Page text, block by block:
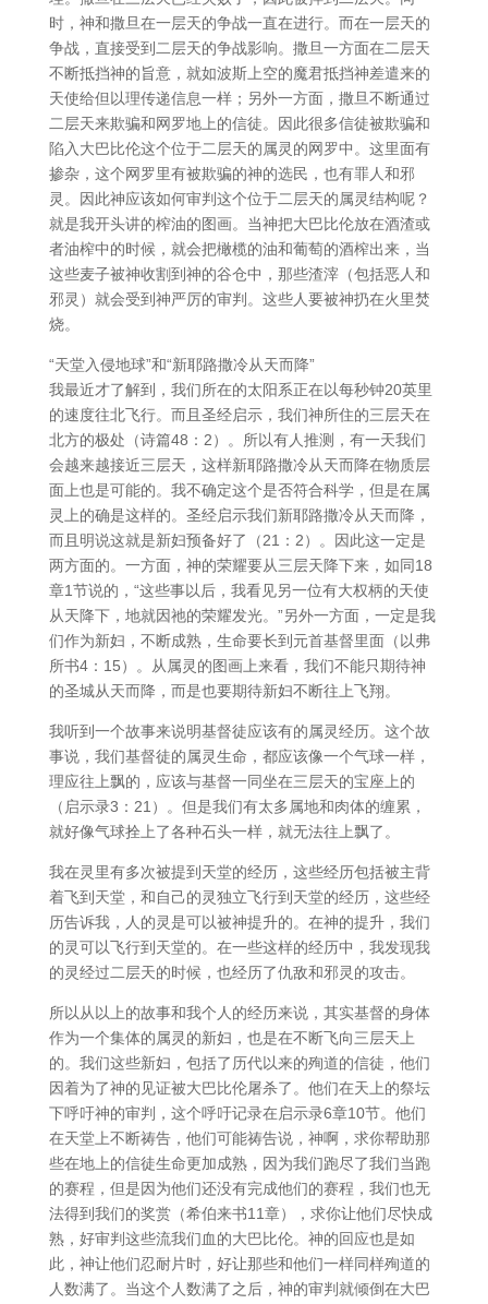
时，神和撒旦在一层天的争战一直在进行。而在一层天的
争战，直接受到二层天的争战影响。撒旦一方面在二层天
不断抵挡神的旨意，就如波斯上空的魔君抵挡神差遣来的
天使给但以理传递信息一样；另外一方面，撒旦不断通过
二层天来欺骗和网罗地上的信徒。因此很多信徒被欺骗和
陷入大巴比伦这个位于二层天的属灵的网罗中。这里面有
掺杂，这个网罗里有被欺骗的神的选民，也有罪人和邪
灵。因此神应该如何审判这个位于二层天的属灵结构呢？
就是我开头讲的榨油的图画。当神把大巴比伦放在酒渣或
者油榨中的时候，就会把橄榄的油和葡萄的酒榨出来，当
这些麦子被神收割到神的谷仓中，那些渣滓（包括恶人和
邪灵）就会受到神严厉的审判。这些人要被神扔在火里焚
烧。
“天堂入侵地球”和“新耶路撒冷从天而降”
我最近才了解到，我们所在的太阳系正在以每秒钟20英里
的速度往北飞行。而且圣经启示，我们神所住的三层天在
北方的极处（诗篇48：2）。所以有人推测，有一天我们
会越来越接近三层天，这样新耶路撒冷从天而降在物质层
面上也是可能的。我不确定这个是否符合科学，但是在属
灵上的确是这样的。圣经启示我们新耶路撒冷从天而降，
而且明说这就是新妇预备好了（21：2）。因此这一定是
两方面的。一方面，神的荣耀要从三层天降下来，如同18
章1节说的，“这些事以后，我看见另一位有大权柄的天使
从天降下，地就因祂的荣耀发光。”另外一方面，一定是我
们作为新妇，不断成熟，生命要长到元首基督里面（以弗
所书4：15）。从属灵的图画上来看，我们不能只期待神
的圣城从天而降，而是也要期待新妇不断往上飞翔。
我听到一个故事来说明基督徒应该有的属灵经历。这个故
事说，我们基督徒的属灵生命，都应该像一个气球一样，
理应往上飘的，应该与基督一同坐在三层天的宝座上的
（启示录3：21）。但是我们有太多属地和肉体的缠累，
就好像气球拴上了各种石头一样，就无法往上飘了。
我在灵里有多次被提到天堂的经历，这些经历包括被主背
着飞到天堂，和自己的灵独立飞行到天堂的经历，这些经
历告诉我，人的灵是可以被神提升的。在神的提升，我们
的灵可以飞行到天堂的。在一些这样的经历中，我发现我
的灵经过二层天的时候，也经历了仇敌和邪灵的攻击。
所以从以上的故事和我个人的经历来说，其实基督的身体
作为一个集体的属灵的新妇，也是在不断飞向三层天上
的。我们这些新妇，包括了历代以来的殉道的信徒，他们
因着为了神的见证被大巴比伦屠杀了。他们在天上的祭坛
下呼吁神的审判，这个呼吁记录在启示录6章10节。他们
在天堂上不断祷告，他们可能祷告说，神啊，求你帮助那
些在地上的信徒生命更加成熟，因为我们跑尽了我们当跑
的赛程，但是因为他们还没有完成他们的赛程，我们也无
法得到我们的奖赏（希伯来书11章），求你让他们尽快成
熟，好审判这些流我们血的大巴比伦。神的回应也是如
此，神让他们忍耐片时，好让那些和他们一样同样殉道的
人数满了。当这个人数满了之后，神的审判就倾倒在大巴